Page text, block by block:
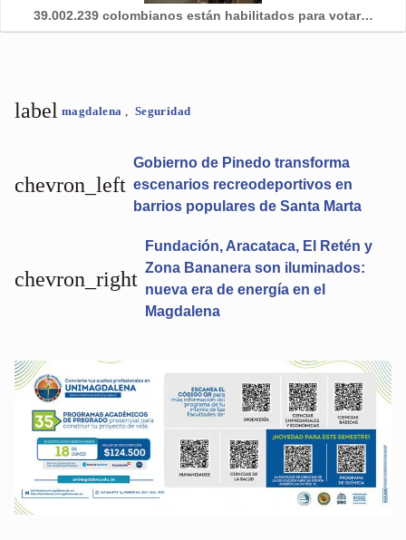
39.002.239 colombianos están habilitados para votar…
label magdalena Seguridad
chevron_left
Gobierno de Pinedo transforma
escenarios recreodeportivos en
barrios populares de Santa Marta
Fundación, Aracataca, El Retén y
Zona Bananera son iluminados:
nueva era de energía en el
Magdalena
chevron_right